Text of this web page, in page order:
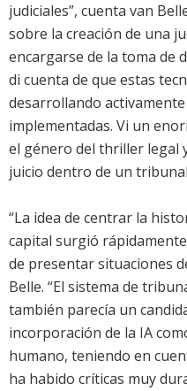
judiciales”, cuenta van
sobre la creación de una
encargarse de la toma de
di cuenta de que estas
desarrollando
implementadas. Vi un
el género del thriller legal
juicio dentro de un
“La idea de centrar la
capital surgió
de presentar situaciones
Belle. “El sistema de
también parecía un
incorporación de la IA
humano, teniendo en
ha habido críticas muy